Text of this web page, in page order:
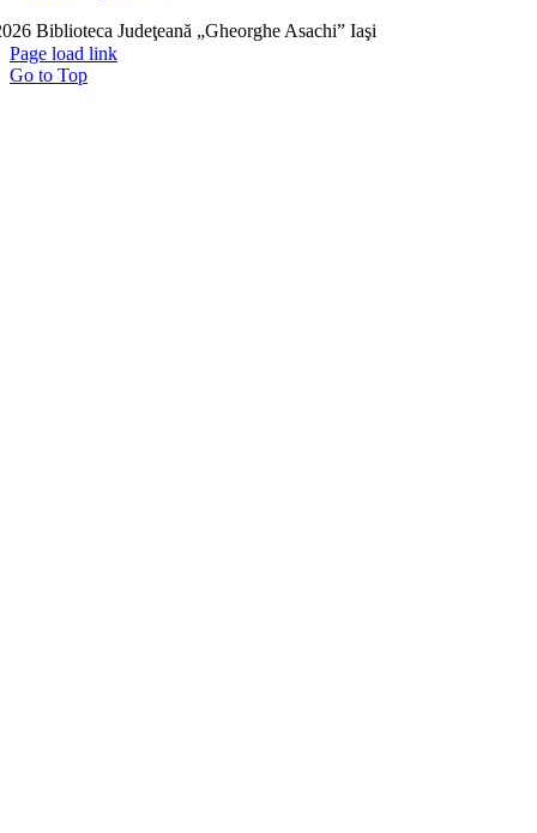
Biblioteca Judeţeană „Gheorghe Asachi” Iaşi
Page load link
Go to Top